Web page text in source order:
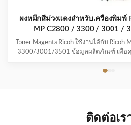
ผงหมึกสีม่วงแดงสำหรับเครื่องพิมพ์
MP C2800 / 3300 / 3001 /
Toner Magenta Ricoh ใช้งานได้กับ Ricoh
3300/3001/3501 ข้อมูลผลิตภัณฑ์ เพื่อ
ใช้ตลับหมึกและผลิตภัณฑ์ของ Ricoh
ติดต่อเร